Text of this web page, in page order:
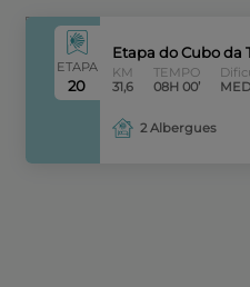
ETAPA
20
Etapa do Cubo da
KM
31,6
TEMPO
08H 00’
2 Albergues